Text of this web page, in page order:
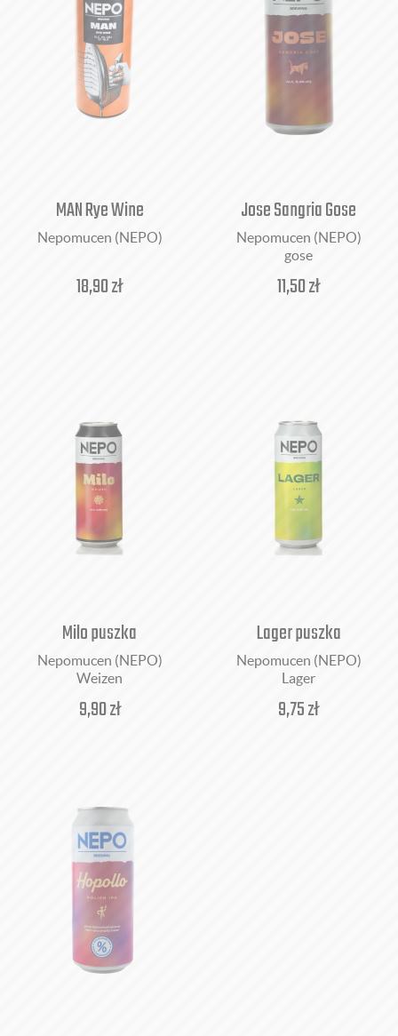
MAN Rye Wine
Nepomucen (NEPO)
18,90zł
Jose Sangria Gose
Nepomucen (NEPO)
gose
11,50zł
Milo puszka
Nepomucen (NEPO)
Weizen
9,90zł
Lager puszka
Nepomucen (NEPO)
Lager
9,75zł